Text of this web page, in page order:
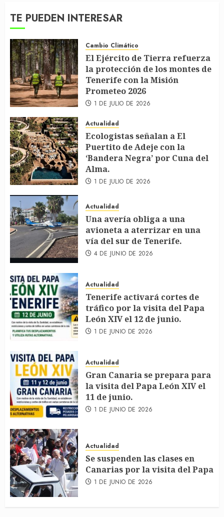
TE PUEDEN INTERESAR
Cambio Climático
El Ejército de Tierra refuerza
la protección de los montes de
Tenerife con la Misión
Prometeo 2026
1 DE JULIO DE 2026
Actualidad
Ecologistas señalan a El
Puertito de Adeje con la
‘Bandera Negra’ por Cuna del
Alma.
1 DE JULIO DE 2026
Actualidad
Una avería obliga a una
avioneta a aterrizar en una
vía del sur de Tenerife.
4 DE JUNIO DE 2026
Actualidad
Tenerife activará cortes de
tráfico por la visita del Papa
León XIV el 12 de junio.
1 DE JUNIO DE 2026
Actualidad
Gran Canaria se prepara para
la visita del Papa León XIV el
11 de junio.
1 DE JUNIO DE 2026
Actualidad
Se suspenden las clases en
Canarias por la visita del Papa
1 DE JUNIO DE 2026